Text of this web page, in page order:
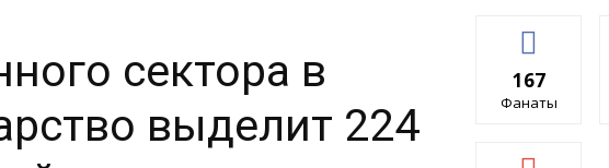
сектора в
выделит 224
167
Фанаты